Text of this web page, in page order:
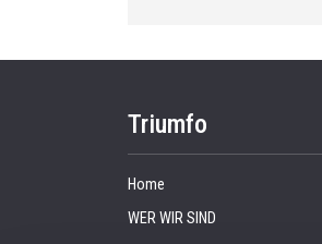
Triumfo
Home
WER WIR SIND